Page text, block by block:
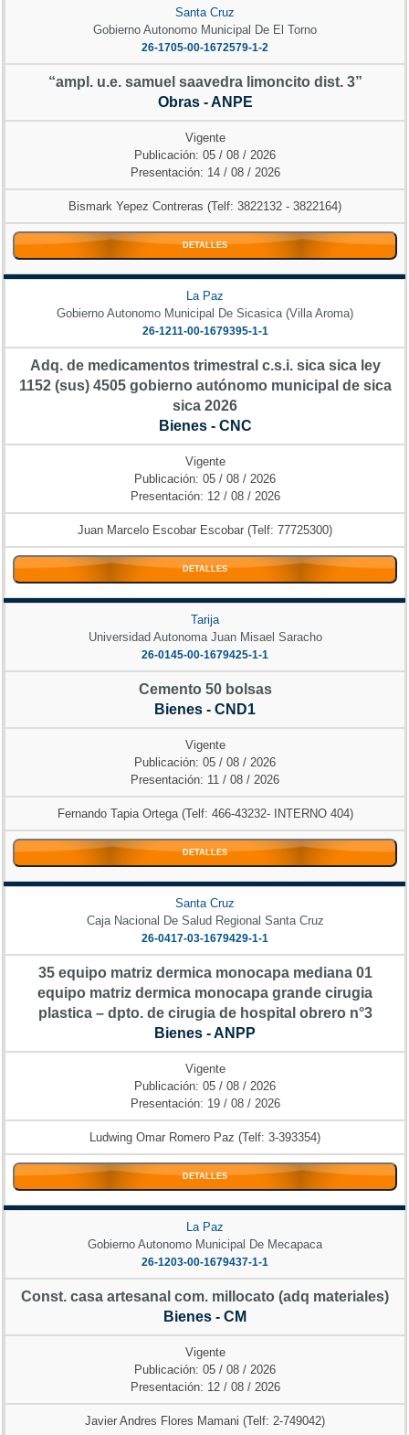
Santa Cruz
Gobierno Autonomo Municipal De El Torno
26-1705-00-1672579-1-2
“ampl. u.e. samuel saavedra limoncito dist. 3”
Obras - ANPE
Vigente
Publicación: 05 / 08 / 2026
Presentación: 14 / 08 / 2026
Bismark Yepez Contreras (Telf: 3822132 - 3822164)
DETALLES
La Paz
Gobierno Autonomo Municipal De Sicasica (Villa Aroma)
26-1211-00-1679395-1-1
Adq. de medicamentos trimestral c.s.i. sica sica ley
1152 (sus) 4505 gobierno autónomo municipal de sica
sica 2026
Bienes - CNC
Vigente
Publicación: 05 / 08 / 2026
Presentación: 12 / 08 / 2026
Juan Marcelo Escobar Escobar (Telf: 77725300)
DETALLES
Tarija
Universidad Autonoma Juan Misael Saracho
26-0145-00-1679425-1-1
Cemento 50 bolsas
Bienes - CND1
Vigente
Publicación: 05 / 08 / 2026
Presentación: 11 / 08 / 2026
Fernando Tapia Ortega (Telf: 466-43232- INTERNO 404)
DETALLES
Santa Cruz
Caja Nacional De Salud Regional Santa Cruz
26-0417-03-1679429-1-1
35 equipo matriz dermica monocapa mediana 01
equipo matriz dermica monocapa grande cirugia
plastica – dpto. de cirugia de hospital obrero n°3
Bienes - ANPP
Vigente
Publicación: 05 / 08 / 2026
Presentación: 19 / 08 / 2026
Ludwing Omar Romero Paz (Telf: 3-393354)
DETALLES
La Paz
Gobierno Autonomo Municipal De Mecapaca
26-1203-00-1679437-1-1
Const. casa artesanal com. millocato (adq materiales)
Bienes - CM
Vigente
Publicación: 05 / 08 / 2026
Presentación: 12 / 08 / 2026
Javier Andres Flores Mamani (Telf: 2-749042)